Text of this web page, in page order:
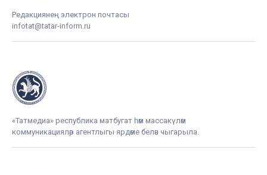
Редакциянең электрон почтасы
infotat@tatar-inform.ru
«Татмедиа» республика матбугат һәм массакүләм
коммуникацияләр агентлыгы ярдәме белән чыгарыла.